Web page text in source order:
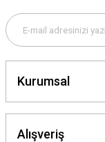
Kurumsal
Alışveriş